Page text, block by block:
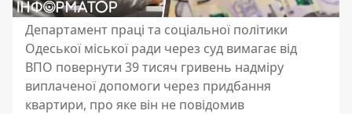
Департамент праці та соціальної політики
Одеської міської ради через суд вимагає від
ВПО повернути 39 тисяч гривень надміру
виплаченої допомоги через придбання
квартири, про яке він не повідомив